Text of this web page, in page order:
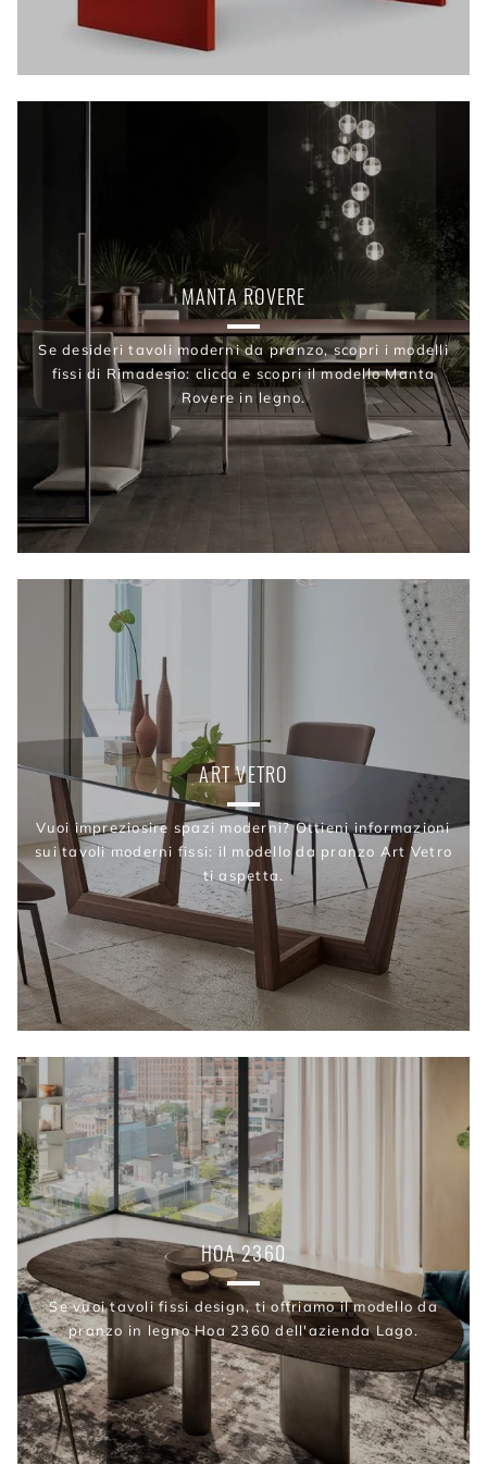
MANTA ROVERE
Se desideri tavoli moderni da pranzo, scopri i modelli
fissi di Rimadesio: clicca e scopri il modello Manta
Rovere in legno.
ART VETRO
Vuoi impreziosire spazi moderni? Ottieni informazioni
sui tavoli moderni fissi: il modello da pranzo Art Vetro
ti aspetta.
HOA 2360
Se vuoi tavoli fissi design, ti offriamo il modello da
pranzo in legno Hoa 2360 dell'azienda Lago.